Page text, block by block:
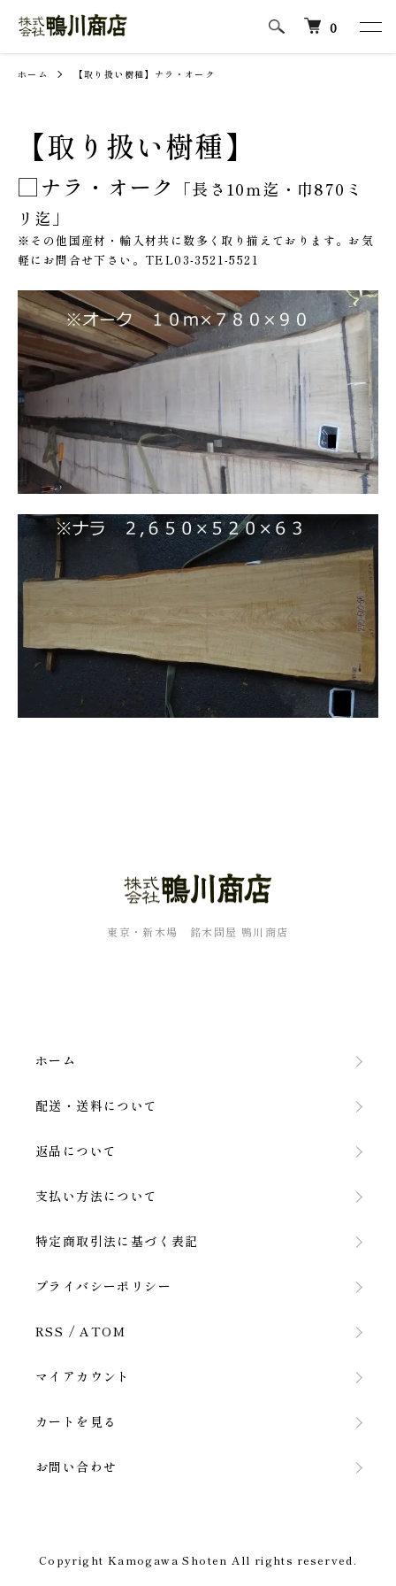
0
ホーム 【取り扱い樹種】ナラ・オーク
【取り扱い樹種】
□ナラ・オーク
「長さ10ｍ迄・巾870ミ
リ迄」
※その他国産材・輸入材共に数多く取り揃えております。お気
軽にお問合せ下さい。TEL03-3521-5521
東京・新木場 銘木問屋 鴨川商店
ホーム
配送・送料について
返品について
支払い方法について
特定商取引法に基づく表記
プライバシーポリシー
RSS /ATOM
マイアカウント
カートを見る
お問い合わせ
Copyright Kamogawa Shoten All rights reserved.